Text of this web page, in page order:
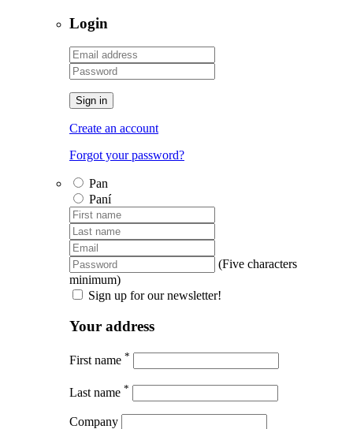
Login
Sign in
Create an account
Forgot your password?
Pan
Paní
(Five characters
minimum)
Sign up for our newsletter!
Your address
First name *
Last name *
Company